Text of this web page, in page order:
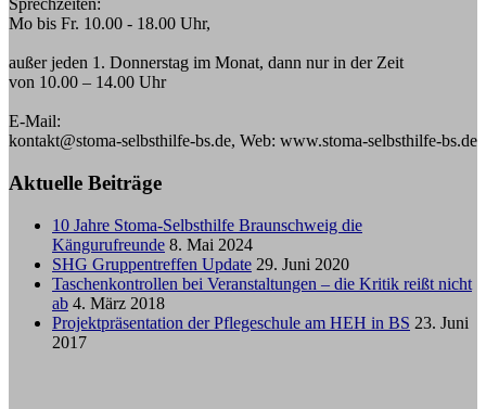
Sprechzeiten:
Mo bis Fr. 10.00 - 18.00 Uhr,
außer jeden 1. Donnerstag im Monat, dann nur in der Zeit
von 10.00 – 14.00 Uhr
E-Mail:
kontakt@stoma-selbsthilfe-bs.de, Web: www.stoma-selbsthilfe-bs.de
Aktuelle Beiträge
10 Jahre Stoma-Selbsthilfe Braunschweig die
Kängurufreunde 8. Mai 2024
SHG Gruppentreffen Update 29. Juni 2020
Taschenkontrollen bei Veranstaltungen – die Kritik reißt nicht
ab 4. März 2018
Projektpräsentation der Pflegeschule am HEH in BS 23. Juni
2017